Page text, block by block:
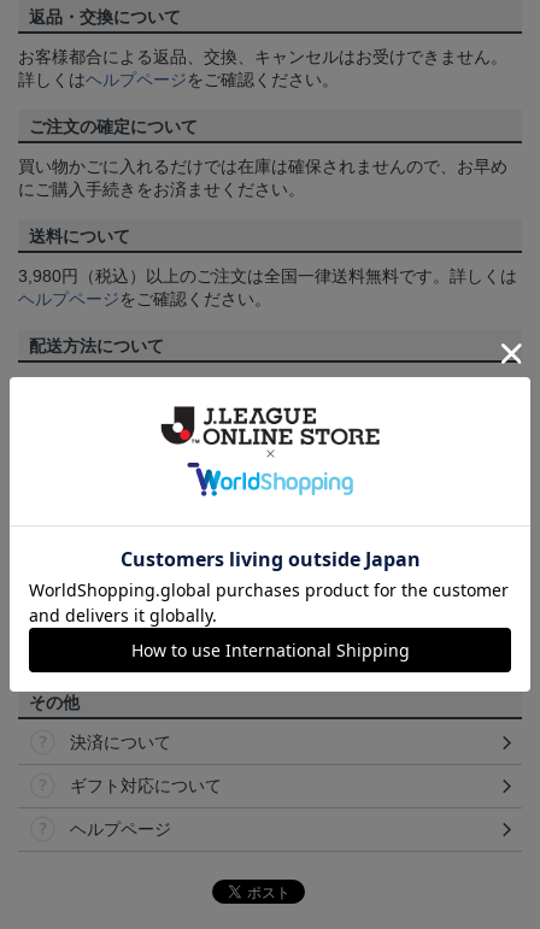
返品・交換について
お客様都合による返品、交換、キャンセルはお受けできません。
詳しくはヘルプページをご確認ください。
ご注文の確定について
買い物かごに入れるだけでは在庫は確保されませんので、お早め
にご購入手続きをお済ませください。
送料について
3,980円（税込）以上のご注文は全国一律送料無料です。詳しくは
ヘルプページをご確認ください。
配送方法について
をご確認ください。
て見える場合がございます。あらかじめご了承ください。
【仕様について】
取り扱い商品によっては、パッケージやデザインなどの仕様が予
告なく変更になることがございます。
その他
決済について
ギフト対応について
ヘルプページ